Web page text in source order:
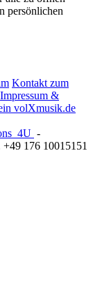
persönlichen
Kontakt zum
Impressum &
volXmusik.de
4U -
+49 176 10015151